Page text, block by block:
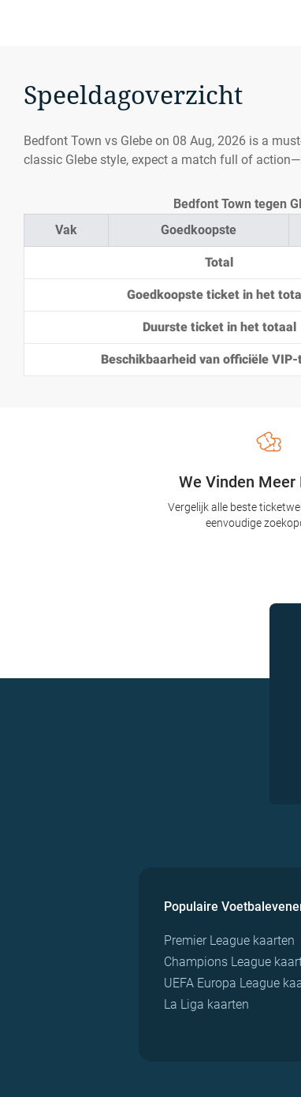
Speeldagoverzicht
Bedfont Town vs Glebe on 08 Aug, 2026 is a
classic Glebe style, expect a match full of
Vak Goedkoopste
Total
Goedkoopste ticket in het
Duurste ticket in het totaal
Beschikbaarheid van officiële
Bedfont Town tegen
We Vinden Meer
Vergelijk alle beste
eenvoudige
Populaire
Premier League kaarten
Champions League
UEFA Europa League
La Liga kaarten